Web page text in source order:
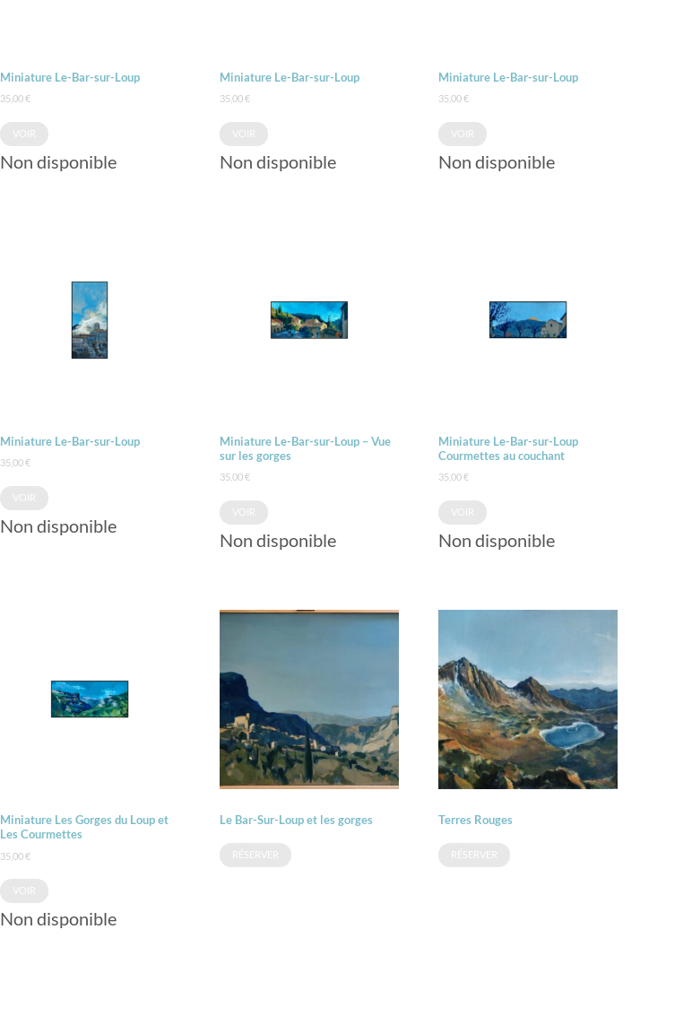
Miniature Le-Bar-sur-Loup
35,00€
Non disponible
Miniature Le-Bar-sur-Loup
35,00€
Non disponible
Miniature Le-Bar-sur-Loup
35,00€
Non disponible
Miniature Le-Bar-sur-Loup
35,00€
Non disponible
Miniature Le-Bar-sur-Loup – Vue
sur les gorges
35,00€
Non disponible
Miniature Le-Bar-sur-Loup
Courmettes au couchant
35,00€
Non disponible
Miniature Les Gorges du Loup et
Les Courmettes
35,00€
Non disponible
Le Bar-Sur-Loup et les gorges Terres Rouges